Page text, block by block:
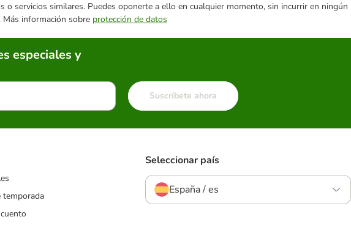
servicios similares. Puedes oponerte a ello en cualquier momento, sin incurrir en ningún
información sobre protección de datos
especiales y
Suscríbete ahora
temporada
Seleccionar país
España / es